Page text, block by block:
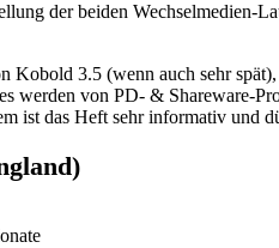
der beiden
Kobold 3.5 (wenn auch sehr
werden von PD- & Shareware-
ist das Heft sehr informativ und